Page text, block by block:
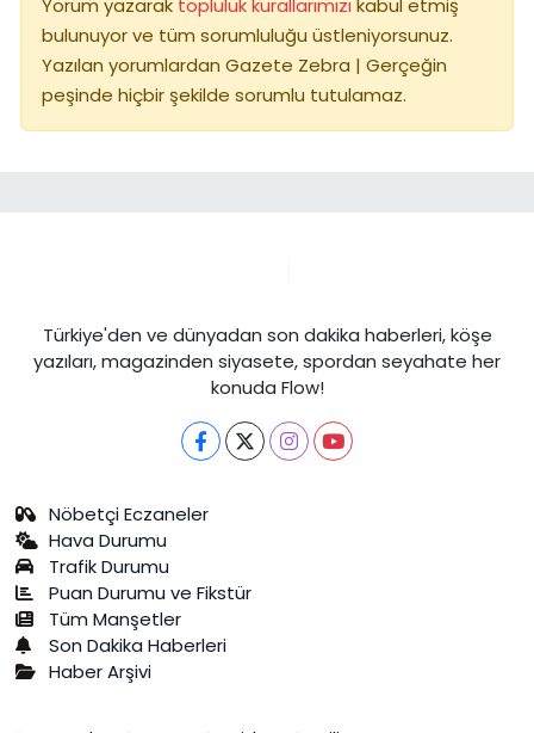
Yorum yazarak topluluk kurallarımızı kabul etmiş
bulunuyor ve tüm sorumluluğu üstleniyorsunuz.
Yazılan yorumlardan Gazete Zebra | Gerçeğin
peşinde hiçbir şekilde sorumlu tutulamaz.
Türkiye'den ve dünyadan son dakika haberleri, köşe
yazıları, magazinden siyasete, spordan seyahate her
konuda Flow!
Nöbetçi Eczaneler
Hava Durumu
Trafik Durumu
Puan Durumu ve Fikstür
Tüm Manşetler
Son Dakika Haberleri
Haber Arşivi